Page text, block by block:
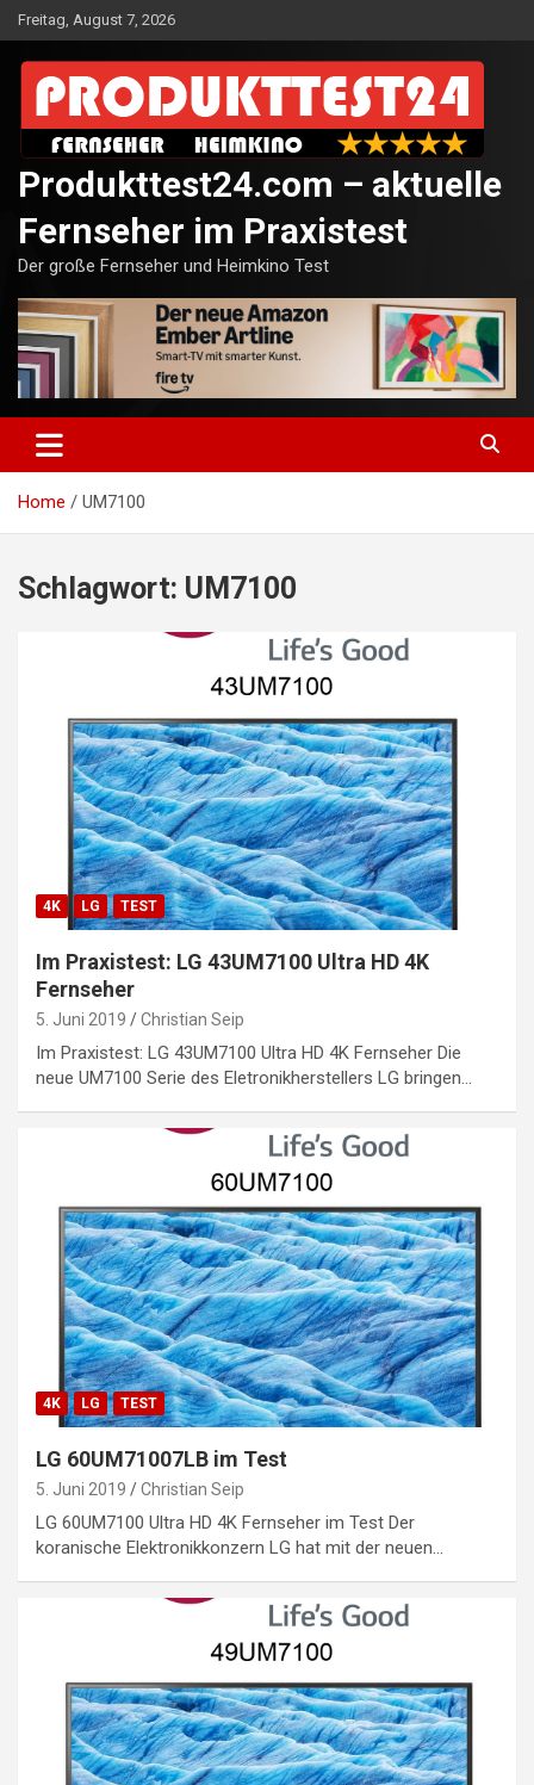
Skip
to
content
Freitag, August 7, 2026
Produkttest24.com – aktuelle
Fernseher im Praxistest
Der große Fernseher und Heimkino Test
Home UM7100
Schlagwort: UM7100
4K LG TEST
Im Praxistest: LG 43UM7100 Ultra HD 4K
Fernseher
5. Juni 2019 Christian Seip
Im Praxistest: LG 43UM7100 Ultra HD 4K Fernseher Die
neue UM7100 Serie des Eletronikherstellers LG bringen…
4K LG TEST
LG 60UM71007LB im Test
5. Juni 2019 Christian Seip
LG 60UM7100 Ultra HD 4K Fernseher im Test Der
koranische Elektronikkonzern LG hat mit der neuen…